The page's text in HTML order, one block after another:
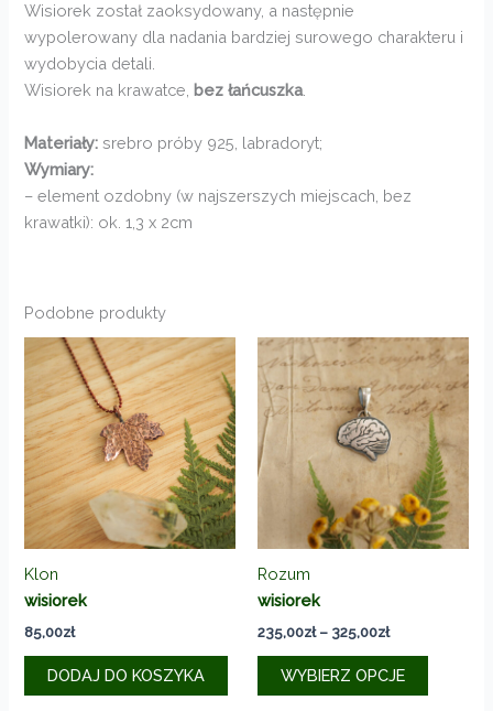
Wisiorek został zaoksydowany, a następnie
wypolerowany dla nadania bardziej surowego charakteru i
wydobycia detali.
Wisiorek na krawatce, bez łańcuszka.
Materiały: srebro próby 925, labradoryt;
Wymiary:
– element ozdobny (w najszerszych miejscach, bez
krawatki): ok. 1,3 x 2cm
Podobne produkty
Klon
wisiorek
85,00zł
DODAJ DO KOSZYKA
Rozum
wisiorek
235,00zł – 325,00złZakres
od
235,00zł
WYBIERZ OPCJE
Ten